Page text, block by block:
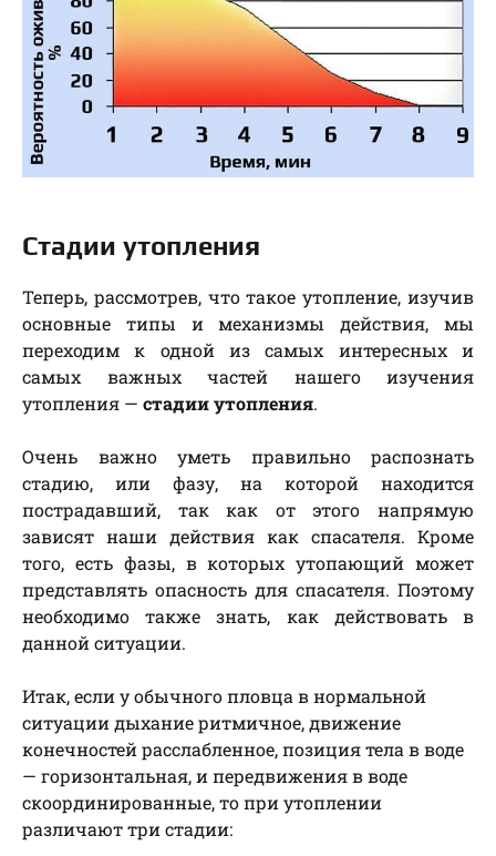
Стадии утопления
Теперь, рассмотрев, что такое утопление, изучив
основные типы и механизмы действия, мы
переходим к одной из самых интересных и
самых важных частей нашего изучения
утопления — стадии утопления.
Очень важно уметь правильно распознать
стадию, или фазу, на которой находится
пострадавший, так как от этого напрямую
зависят наши действия как спасателя. Кроме
того, есть фазы, в которых утопающий может
представлять опасность для спасателя. Поэтому
необходимо также знать, как действовать в
данной ситуации.
Итак, если у обычного пловца в нормальной
ситуации дыхание ритмичное, движение
конечностей расслабленное, позиция тела в воде
— горизонтальная, и передвижения в воде
скоординированные, то при утоплении
различают три стадии: